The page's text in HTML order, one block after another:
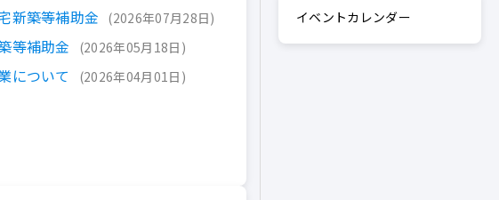
新築等補助金 2026年07月28日
等補助金 2026年05月18日
について 2026年04月01日
イベントカレンダー